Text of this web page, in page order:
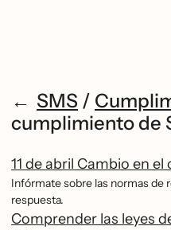
SMS /
cumplimiento de
11 de abril Cambio en
Infórmate sobre las normas de
respuesta.
Comprender las leyes